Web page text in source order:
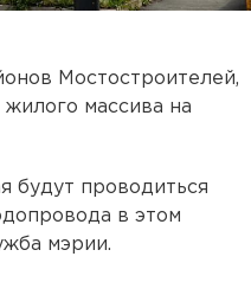
Мостостроителей,
массива на
будут проводиться
в этом
мэрии.